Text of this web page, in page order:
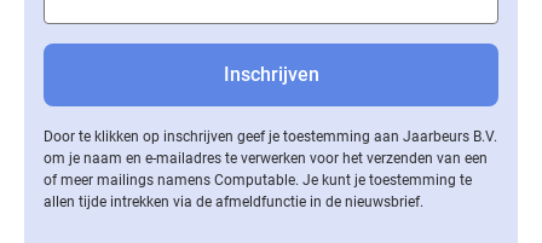
Door te klikken op inschrijven geef je toestemming aan Jaarbeurs B.V.
om je naam en e-mailadres te verwerken voor het verzenden van een
of meer mailings namens Computable. Je kunt je toestemming te
allen tijde intrekken via de af­meld­func­tie in de nieuwsbrief.